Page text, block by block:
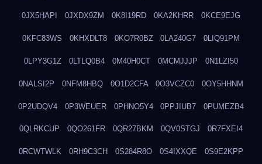
0JX5HAPI 0JXDX9ZM 0K8I19RD 0KA2KHRR 0KCE9EJG
0KFC83WS 0KHXDLT8 0KO7R0BZ 0LA240G7 0LIQ91PM
0LPY3G1Z 0LTLQ0B4 0M40H0CT 0MCMJJJP 0N1LZI50
0NALSI2P 0NFM8HBQ 0O1D2CFA 0O3VCZC0 0OY5HHNM
0P2UDQV4 0P3WEUER 0PHNO5Y4 0PPJIUB7 0PUMEZB4
0QLRKCUP 0QO261FR 0QR27BKM 0QV0STGJ 0R7FXEI4
0RCWTWLK 0RH9C3CH 0S284R8O 0S4IXXQE 0S9E2KPP